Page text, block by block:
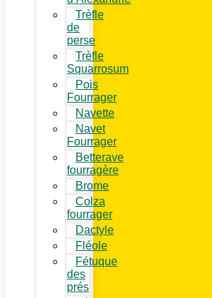
Trèfle
de
perse
Trèfle
Squarrosum
Pois
Fourrager
Navette
Navet
Fourrager
Betterave
fourragère
Brome
Colza
fourrager
Dactyle
Fléole
Fétuque
des
prés